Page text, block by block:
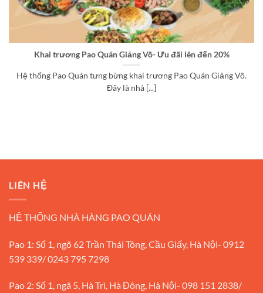
Khai trương Pao Quán Giảng Võ- Ưu đãi lên đến 20%
Hệ thống Pao Quán tưng bừng khai trương Pao Quán Giảng Võ.
Đây là nhà [...]
LIÊN HỆ
HỆ THỐNG NHÀ HÀNG PAO QUÁN
Pao 1: Số 1, ngõ 62 Trần Thái Tông, Cầu Giấy, Hà Nội- 0912
539 339/ 0243 795 7298
Pao 2: Số 1, ngã 5, Hà Trì, Hà Đông, Hà Nội- 098 151 2838/